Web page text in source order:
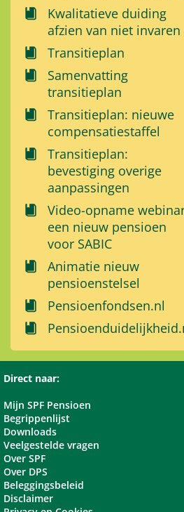
Kwalitatieve duiding
afzien van niet invaren
Transitieplan
Samenvatting
transitieplan
Transitieplan: nieuwe
compensatiestaffel
Transitieplan:
bevestiging overige
aanpassingen
Video-opname
een nieuw pensioen
voor SABIC
Animatie nieuw
pensioenstelsel
Pensioenfondsen.nl
Direct naar:
Mijn SPF Pensioen
Begrippenlijst
Downloads
Veelgestelde vragen
Over SPF
Over DPS
Beleggingsbeleid
Disclaimer